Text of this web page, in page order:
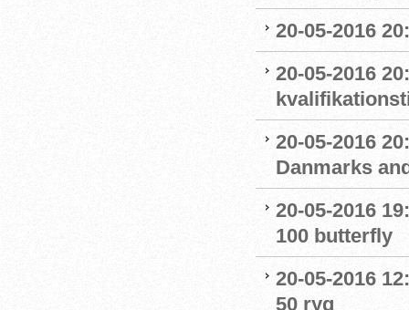
20-05-2016
20-05-2016
20-05-2016
Danmarks
20-05-2016
100 butterfly
20-05-2016
50 ryg